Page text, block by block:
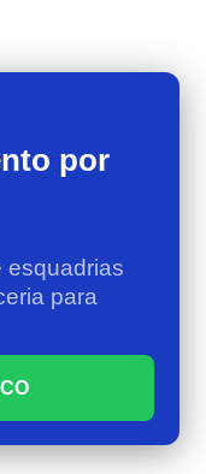
por
esquadrias
para